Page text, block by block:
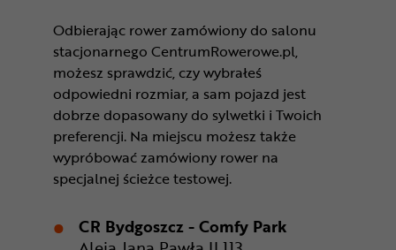
Odbierając rower zamówiony do salonu
stacjonarnego CentrumRowerowe.pl,
możesz sprawdzić, czy wybrałeś
odpowiedni rozmiar, a sam pojazd jest
dobrze dopasowany do sylwetki i Twoich
preferencji. Na miejscu możesz także
wypróbować zamówiony rower na
specjalnej ścieżce testowej.
CR Bydgoszcz - Comfy Park